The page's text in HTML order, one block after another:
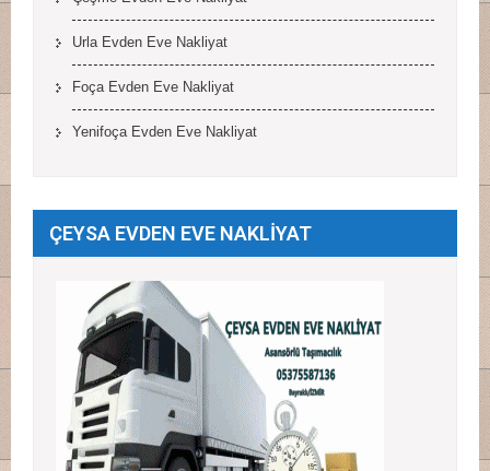
Urla Evden Eve Nakliyat
Foça Evden Eve Nakliyat
Yenifoça Evden Eve Nakliyat
ÇEYSA EVDEN EVE NAKLİYAT